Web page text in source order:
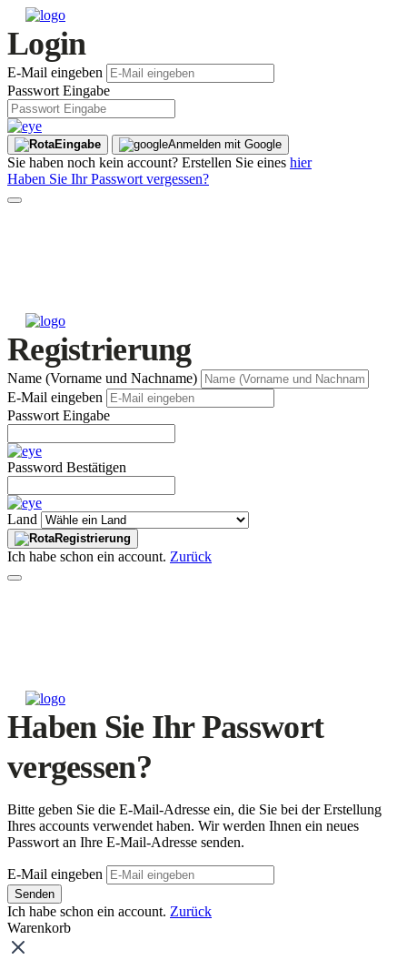
Login
E-Mail eingeben
Passwort Eingabe
Eingabe Anmelden mit Google
Sie haben noch kein account? Erstellen Sie eines hier
Haben Sie Ihr Passwort vergessen?
Registrierung
Name (Vorname und Nachname)
E-Mail eingeben
Passwort Eingabe
Password Bestätigen
Land
Registrierung
Ich habe schon ein account. Zurück
Haben Sie Ihr Passwort
vergessen?
Bitte geben Sie die E-Mail-Adresse ein, die Sie bei der Erstellung
Ihres accounts verwendet haben. Wir werden Ihnen ein neues
Passwort an Ihre E-Mail-Adresse senden.
E-Mail eingeben
Senden
Ich habe schon ein account. Zurück
Warenkorb